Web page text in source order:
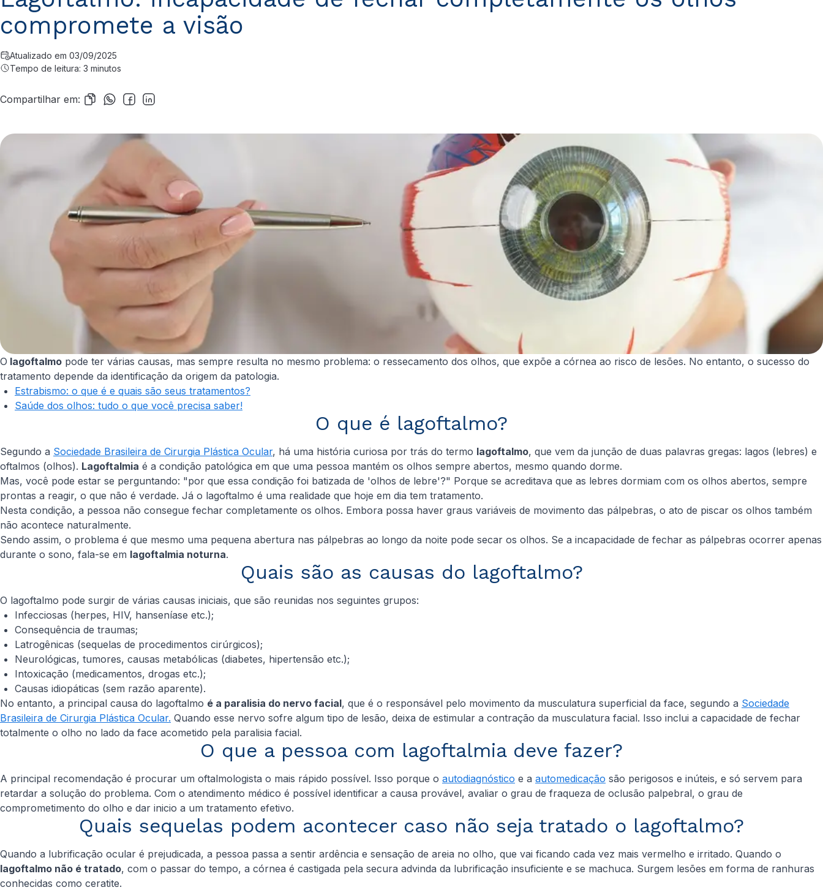
compromete a visão
Atualizado em 03/09/2025
Tempo de leitura: 3 minutos
Compartilhar em:
O lagoftalmo pode ter várias causas, mas sempre resulta no mesmo problema: o ressecamento dos olhos, que expõe a córnea ao risco de lesões. No entanto, o sucesso do
tratamento depende da identificação da origem da patologia.
Estrabismo: o que é e quais são seus tratamentos?
Saúde dos olhos: tudo o que você precisa saber!
O que é lagoftalmo?
Segundo a Sociedade Brasileira de Cirurgia Plástica Ocular, há uma história curiosa por trás do termo lagoftalmo, que vem da junção de duas palavras gregas: lagos (lebres) e
oftalmos (olhos). Lagoftalmia é a condição patológica em que uma pessoa mantém os olhos sempre abertos, mesmo quando dorme.
Mas, você pode estar se perguntando: "por que essa condição foi batizada de 'olhos de lebre'?" Porque se acreditava que as lebres dormiam com os olhos abertos, sempre
prontas a reagir, o que não é verdade. Já o lagoftalmo é uma realidade que hoje em dia tem tratamento.
Nesta condição, a pessoa não consegue fechar completamente os olhos. Embora possa haver graus variáveis de movimento das pálpebras, o ato de piscar os olhos também
não acontece naturalmente.
Sendo assim, o problema é que mesmo uma pequena abertura nas pálpebras ao longo da noite pode secar os olhos. Se a incapacidade de fechar as pálpebras ocorrer apenas
durante o sono, fala-se em lagoftalmia noturna.
Quais são as causas do lagoftalmo?
O lagoftalmo pode surgir de várias causas iniciais, que são reunidas nos seguintes grupos:
Infecciosas (herpes, HIV, hanseníase etc.);
Consequência de traumas;
Latrogênicas (sequelas de procedimentos cirúrgicos);
Neurológicas, tumores, causas metabólicas (diabetes, hipertensão etc.);
Intoxicação (medicamentos, drogas etc.);
Causas idiopáticas (sem razão aparente).
No entanto, a principal causa do lagoftalmo é a paralisia do nervo facial, que é o responsável pelo movimento da musculatura superficial da face, segundo a Sociedade
Brasileira de Cirurgia Plástica Ocular. Quando esse nervo sofre algum tipo de lesão, deixa de estimular a contração da musculatura facial. Isso inclui a capacidade de fechar
totalmente o olho no lado da face acometido pela paralisia facial.
O que a pessoa com lagoftalmia deve fazer?
A principal recomendação é procurar um oftalmologista o mais rápido possível. Isso porque o autodiagnóstico e a automedicação são perigosos e inúteis, e só servem para
retardar a solução do problema. Com o atendimento médico é possível identificar a causa provável, avaliar o grau de fraqueza de oclusão palpebral, o grau de
comprometimento do olho e dar inicio a um tratamento efetivo.
Quais sequelas podem acontecer caso não seja tratado o lagoftalmo?
Quando a lubrificação ocular é prejudicada, a pessoa passa a sentir ardência e sensação de areia no olho, que vai ficando cada vez mais vermelho e irritado. Quando o
lagoftalmo não é tratado, com o passar do tempo, a córnea é castigada pela secura advinda da lubrificação insuficiente e se machuca. Surgem lesões em forma de ranhuras
conhecidas como ceratite.